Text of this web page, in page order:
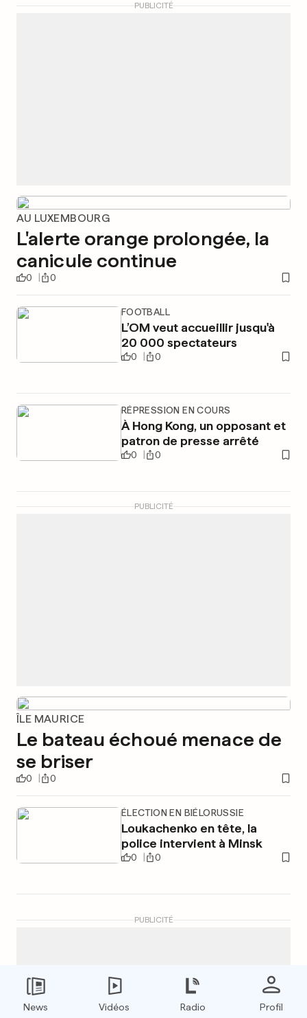
PUBLICITÉ
AU LUXEMBOURG
L'alerte orange prolongée, la
canicule continue
0 0
FOOTBALL
L’OM veut accueillir jusqu'à
20 000 spectateurs
0 0
RÉPRESSION EN COURS
À Hong Kong, un opposant et
patron de presse arrêté
0 0
PUBLICITÉ
ÎLE MAURICE
Le bateau échoué menace de
se briser
0 0
ÉLECTION EN BIÉLORUSSIE
Loukachenko en tête, la
police intervient à Minsk
0 0
PUBLICITÉ
News Vidéos Radio Profil